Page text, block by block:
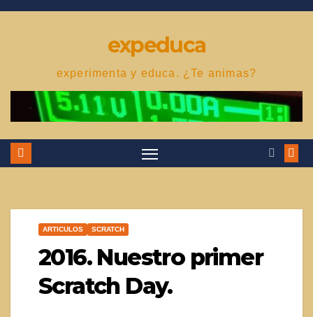
Saltar
expeduca
experimenta y educa. ¿Te animas?
ARTICULOS SCRATCH
2016. Nuestro primer
Scratch Day.